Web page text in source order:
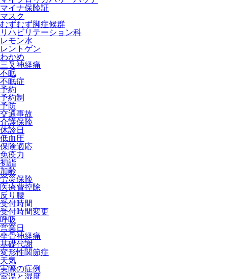
マイナ保険証
マスク
むずむず脚症候群
リハビリテーション科
レモン水
レントゲン
わかめ
三叉神経痛
不眠
不眠症
予約
予約制
予防
交通事故
介護保険
休診日
低血圧
保険適応
免疫力
初詣
加齢
労災保険
医療費控除
反り腰
受付時間
受付時間変更
呼吸
営業日
坐骨神経痛
基礎代謝
変形性関節症
天気
実際の症例
室温と湿度